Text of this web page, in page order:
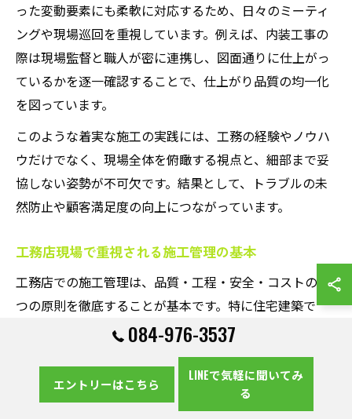
った変動要素にも柔軟に対応するため、日々のミーティ
ングや現場巡回を重視しています。例えば、内装工事の
際は現場監督と職人が密に連携し、図面通りに仕上がっ
ているかを逐一確認することで、仕上がり品質の均一化
を図っています。
このような着実な施工の実践には、工務の経験やノウハ
ウだけでなく、現場全体を俯瞰する視点と、細部まで妥
協しない姿勢が不可欠です。結果として、トラブルの未
然防止や顧客満足度の向上につながっています。
工務店現場で重視される施工管理の基本
工務店での施工管理は、品質・工程・安全・コストの4
つの原則を徹底することが基本です。特に住宅建築で
は、設計通りの品質を確保しながら、納期や予算を守る
ことが顧客の信頼獲得につながります。
工務は、現場での作業手順や資材搬入のタイミング、作
業員の安全対策を常に確認し、問題があれば即座に対応
084-976-3537
エントリーはこちら
LINEで気軽に聞いてみ
る